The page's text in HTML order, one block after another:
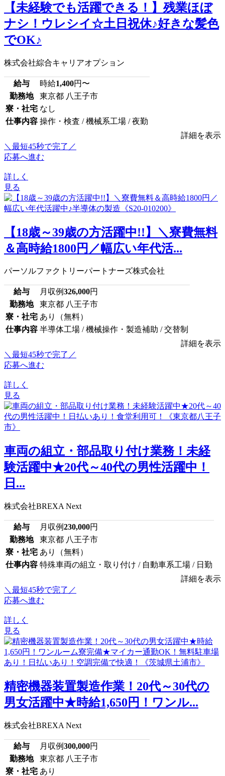
【未経験でも活躍できる！】残業ほぼ
ナシ！ウレシイ☆土日祝休♪好きな髪色
でOK♪
株式会社綜合キャリアオプション
給与 時給1,400円〜
勤務地
東京都 八王子市
寮・社宅 なし
仕事内容 操作・検査 / 機械系工場 / 夜勤
詳細を表示
＼最短45秒で完了／
応募へ進む
詳しく
見る
【18歳～39歳の方活躍中!!】＼寮費無料
＆高時給1800円／幅広い年代活...
パーソルファクトリーパートナーズ株式会社
給与 月収例326,000円
勤務地
東京都 八王子市
寮・社宅 あり（無料）
仕事内容 半導体工場 / 機械操作・製造補助 / 交替制
詳細を表示
＼最短45秒で完了／
応募へ進む
詳しく
見る
車両の組立・部品取り付け業務！未経
験活躍中★20代～40代の男性活躍中！
日...
株式会社BREXA Next
給与 月収例230,000円
勤務地
東京都 八王子市
寮・社宅 あり（無料）
仕事内容 特殊車両の組立・取り付け / 自動車系工場 / 日勤
詳細を表示
＼最短45秒で完了／
応募へ進む
詳しく
見る
精密機器装置製造作業！20代～30代の
男女活躍中★時給1,650円！ワンル...
株式会社BREXA Next
給与 月収例300,000円
勤務地
東京都 八王子市
寮・社宅 あり